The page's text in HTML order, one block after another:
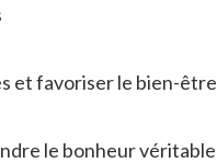
et favoriser le bien-être
le bonheur véritable